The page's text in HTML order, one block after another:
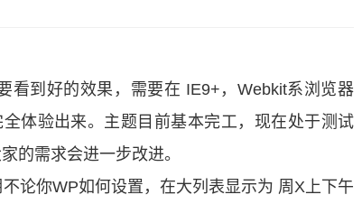
看到好的效果，需要在 IE9+，Webkit系浏览器
体验出来。主题目前基本完工，现在处于测试
的需求会进一步改进。
论你WP如何设置，在大列表显示为 周X上下午